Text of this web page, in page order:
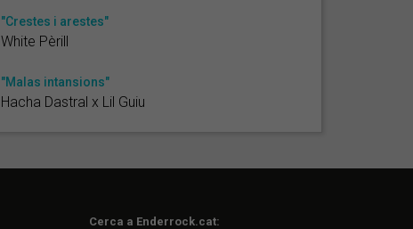
"Crestes i arestes"
White Pèrill
"Malas intansions"
Hacha Dastral x Lil Guiu
Cerca a Enderrock.cat: